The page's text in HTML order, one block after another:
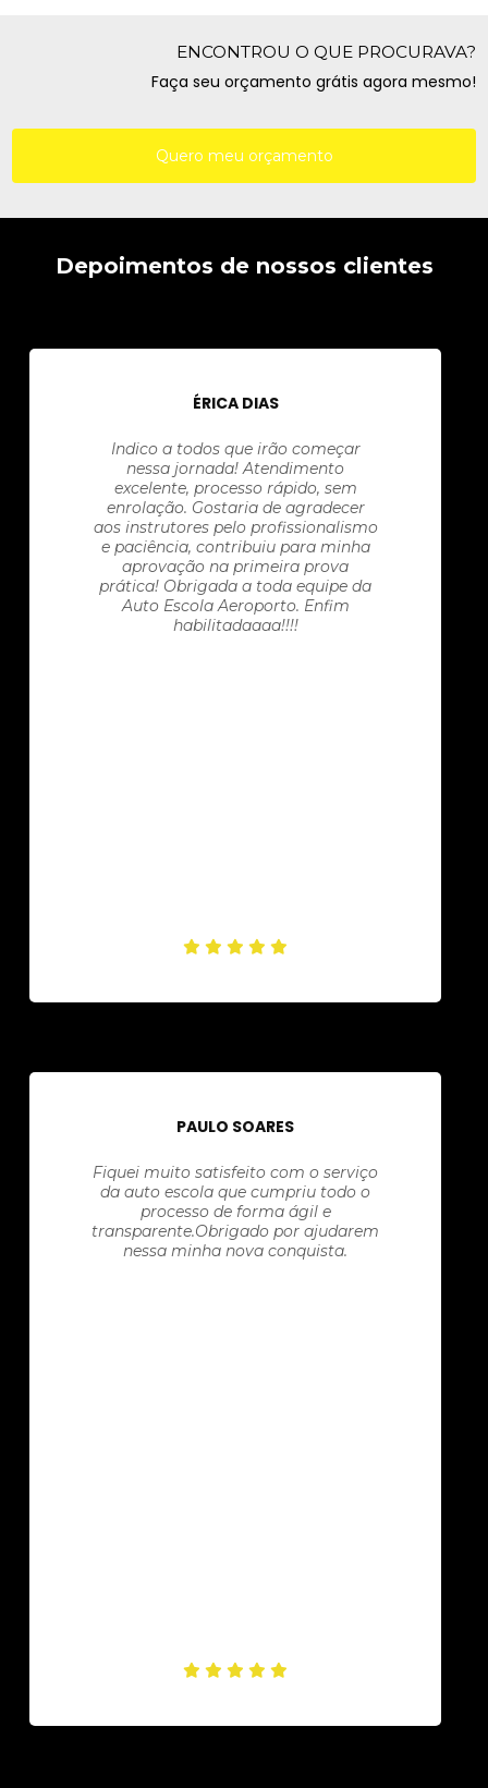
ENCONTROU O QUE PROCURAVA?
Faça seu orçamento grátis agora mesmo!
Quero meu orçamento
Depoimentos de nossos clientes
ÉRICA DIAS
Indico a todos que irão começar
nessa jornada! Atendimento
excelente, processo rápido, sem
enrolação. Gostaria de agradecer
aos instrutores pelo profissionalismo
e paciência, contribuiu para minha
aprovação na primeira prova
prática! Obrigada a toda equipe da
Auto Escola Aeroporto. Enfim
habilitadaaaa!!!!
PAULO SOARES
Fiquei muito satisfeito com o serviço
da auto escola que cumpriu todo o
processo de forma ágil e
transparente.Obrigado por ajudarem
nessa minha nova conquista.